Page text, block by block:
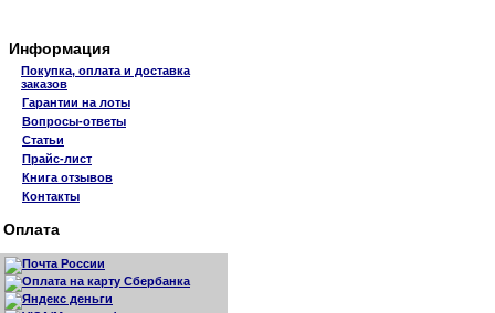
Информация
Покупка, оплата и доставка
заказов
Гарантии на лоты
Вопросы-ответы
Статьи
Прайс-лист
Книга отзывов
Контакты
Оплата